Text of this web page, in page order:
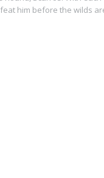
him before the wilds